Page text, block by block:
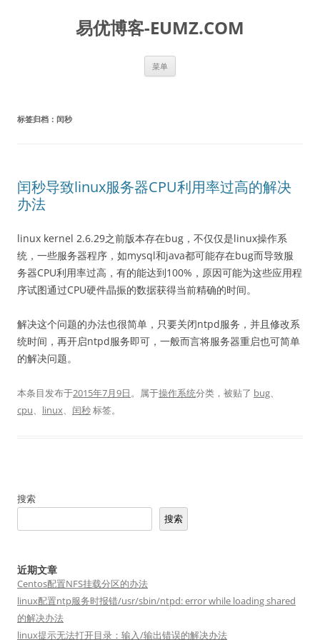
易优博客-EUMZ.COM
菜单
标签归档： 闰秒
闰秒导致linux服务器CPU利用率过高的解决
办法
linux kernel 2.6.29之前版本存在bug，不仅仅是linux操作系
统，一些服务器程序，如mysql和java都可能存在bug而导致服
务器CPU利用率过高，有的能达到100%，原因可能为这些应用程
序试图通过CPU硬件晶振的数据获得当前精确的时间。
解决这个问题的办法也很简单，只要关闭ntpd服务，并且修改系
统时间，再开启ntpd服务即可，一般而言将服务器重启也可简单
的解决问题。
本条目发布于2015年7月9日。属于操作系统分类，被贴了 bug、
cpu、 linux、 闰秒标签。
搜索
搜索
近期文章
Centos配置NFS挂载分区的办法
linux配置ntp服务时报错/usr/sbin/ntpd: error while loading shared
的解决办法
linux提示无法打开目录：输入/输出错误的解决办法